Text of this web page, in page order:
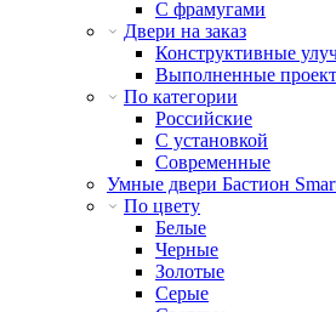
С фрамугами
Двери на заказ
Конструктивные
Выполненные
По категории
Российские
С установкой
Современные
Умные двери Бастион
По цвету
Белые
Черные
Золотые
Серые